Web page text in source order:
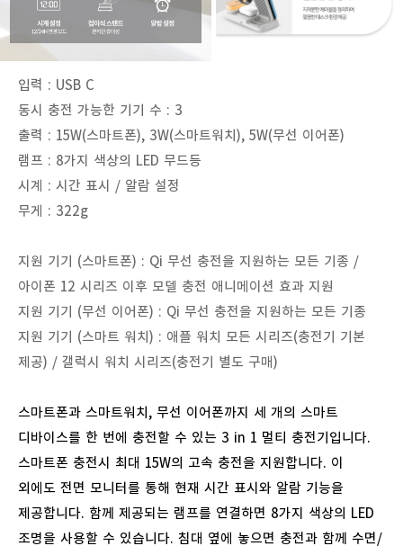
입력 : USB C
동시 충전 가능한 기기 수 : 3
출력 : 15W(스마트폰), 3W(스마트워치), 5W(무선 이어폰)
램프 : 8가지 색상의 LED 무드등
시계 : 시간 표시 / 알람 설정
무게 : 322g
지원 기기 (스마트폰) : Qi 무선 충전을 지원하는 모든 기종 /
아이폰 12 시리즈 이후 모델 충전 애니메이션 효과 지원
지원 기기 (무선 이어폰) : Qi 무선 충전을 지원하는 모든 기종
지원 기기 (스마트 워치) : 애플 워치 모든 시리즈(충전기 기본
제공) / 갤럭시 워치 시리즈(충전기 별도 구매)
스마트폰과 스마트워치 , 무선 이어폰까지 세 개의 스마트
디바이스를 한 번에 충전할 수 있는 3 in 1 멀티 충전기입니다.
스마트폰 충전시 최대 15W의 고속 충전을 지원합니다. 이
외에도 전면 모니터를 통해 현재 시간 표시와 알람 기능을
제공합니다. 함께 제공되는 램프를 연결하면 8가지 색상의 LED
조명을 사용할 수 있습니다. 침대 옆에 놓으면 충전과 함께 수면/